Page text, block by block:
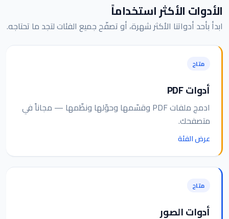
الأدوات الأكثر استخداماً
ابدأ بأحد أدواتنا الأكثر شهرة، أو تصفّح جميع الفئات لتجد ما تحتاجه.
متاح
أدوات PDF
ادمج ملفات PDF وقسّمها وحوّلها ونظّمها — مجاناً في
متصفحك.
عرض الفئة
متاح
أدوات الصور